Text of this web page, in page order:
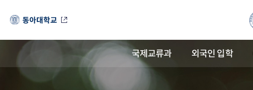
동아대학교
국제교류과 외국인 입학